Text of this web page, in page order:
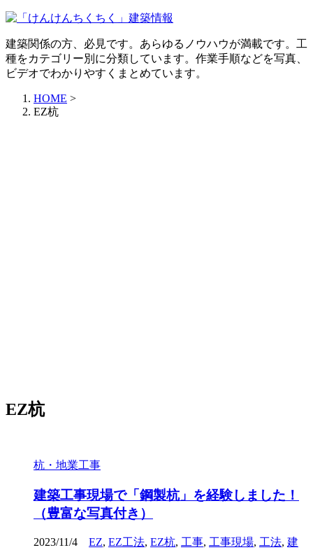
建築関係の方、必見です。あらゆるノウハウが満載です。工
種をカテゴリー別に分類しています。作業手順などを写真、
ビデオでわかりやすくまとめています。
HOME >
EZ杭
EZ杭
杭・地業工事
建築工事現場で「鋼製杭」を経験しました！
（豊富な写真付き）
2023/11/4 EZ, EZ工法, EZ杭, 工事, 工事現場, 工法, 建